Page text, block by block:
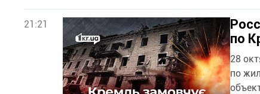
21:21
по
28
по